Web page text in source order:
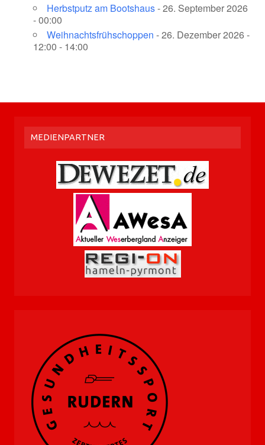
Herbstputz am Bootshaus- 26. September 2026
- 00:00
Weihnachtsfrühschoppen - 26. Dezember 2026 -
12:00 - 14:00
MEDIENPARTNER